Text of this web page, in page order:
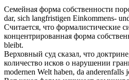
Семейная форма собственности
dar, sich langfristigen Einkommens-
Считается, что формалистические
концентрированная форма
bleibt.
Верховный суд сказал, что
количество исков о нарушении
modernen Welt haben, da